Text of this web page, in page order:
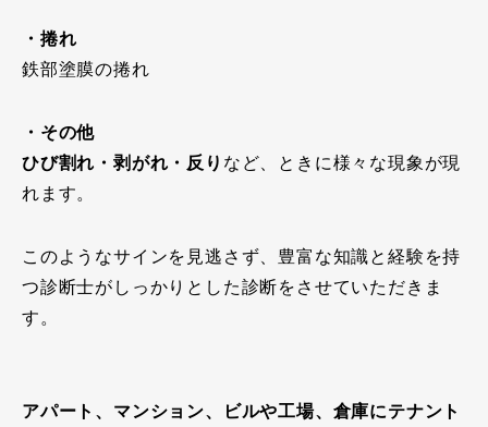
・捲れ
鉄部塗膜の捲れ
・その他
ひび割れ・剥がれ・反り など、ときに様々な現象が現
れます。
このようなサインを見逃さず、豊富な知識と経験を持
つ診断士がしっかりとした診断をさせていただきま
す。
アパート、マンション、ビルや工場、倉庫にテナント